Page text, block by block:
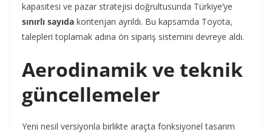
kapasitesi ve pazar stratejisi doğrultusunda Türkiye’ye
sınırlı sayıda kontenjan ayrıldı. Bu kapsamda Toyota,
talepleri toplamak adına ön sipariş sistemini devreye aldı.
Aerodinamik ve teknik
güncellemeler
Yeni nesil versiyonla birlikte araçta fonksiyonel tasarım